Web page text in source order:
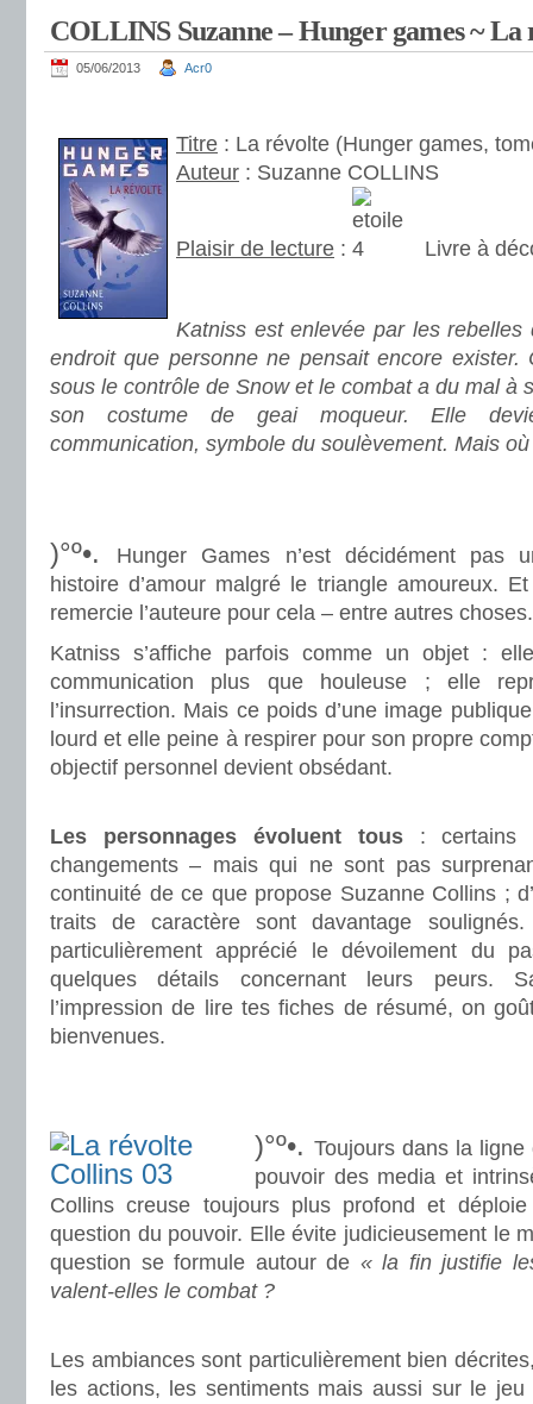
COLLINS Suzanne – Hunger games ~ La
05/06/2013 Acr0
Titre : La révolte (Hunger games,
Auteur : Suzanne COLLINS
Plaisir de lecture :
Livre à
Katniss est enlevée par les rebelles
endroit que personne ne pensait encore exister.
sous le contrôle de Snow et le combat a du mal à
son costume de geai moqueur. Elle
communication, symbole du soulèvement. Mais
)°º•.
Hunger Games n’est décidément pas
histoire d’amour malgré le triangle amoureux.
remercie l’auteure pour cela – entre autres choses.
Katniss s’affiche parfois comme un objet :
communication plus que houleuse ; elle
l’insurrection. Mais ce poids d’une image
lourd et elle peine à respirer pour son propre
objectif personnel devient obsédant.
Les personnages évoluent tous: certains
changements – mais qui ne sont pas
continuité de ce que propose Suzanne Collins ;
traits de caractère sont davantage
particulièrement apprécié le dévoilement du
quelques détails concernant leurs peurs.
l’impression de lire tes fiches de résumé, on
bienvenues.
)°º•. Toujours dans la
pouvoir des media et
Collins creuse toujours plus profond et
question du pouvoir. Elle évite judicieusement le
question se formule autour de « la fin justifie
valent-elles le combat ?
Les ambiances sont particulièrement bien
les actions, les sentiments mais aussi sur le jeu